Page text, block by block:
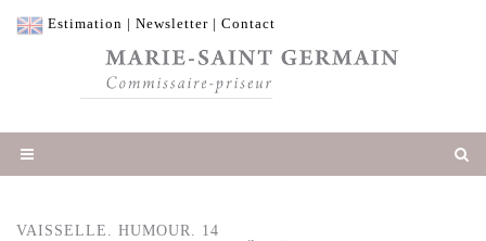
Estimation | Newsletter | Contact
VAISSELLE. HUMOUR. 14